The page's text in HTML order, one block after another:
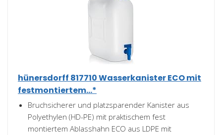
hünersdorff 817710 Wasserkanister ECO mit
festmontiertem...*
Bruchsicherer und platzsparender Kanister aus
Polyethylen (HD-PE) mit praktischem fest
montiertem Ablasshahn ECO aus LDPE mit